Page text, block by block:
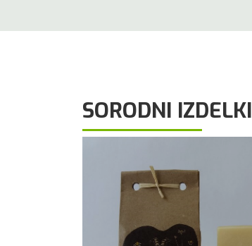
SORODNI IZDELKI